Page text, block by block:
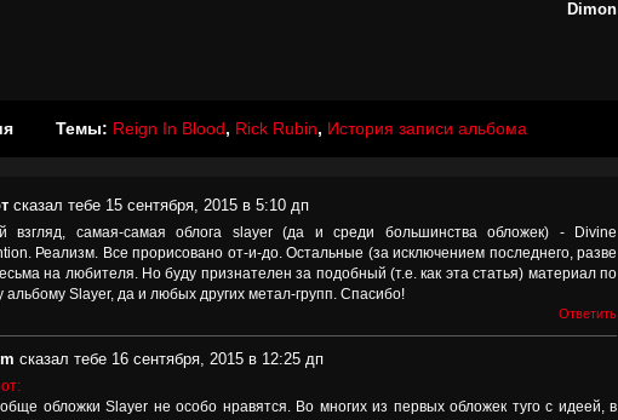
Dimon
Темы: Reign In Blood, Rick Rubin, История записи альбома
сказал тебе 15 сентября, 2015 в 5:10 дп
взгляд, самая-самая облога slayer (да и среди большинства обложек) - Divine
Реализм. Все прорисовано от-и-до. Остальные (за исключением последнего, разве
на любителя. Но буду признателен за подобный (т.е. как эта статья) материал по
альбому Slayer, да и любых других метал-групп. Спасибо!
Ответить
сказал тебе 16 сентября, 2015 в 12:25 дп
обложки Slayer не особо нравятся. Во многих из первых обложек туго с идеей, в